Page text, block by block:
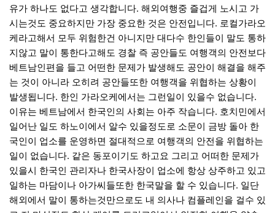
유가 하나도 없다고 생각합니다. 해외여행중 즐겁게 노시고 가
시는것도 중요하지만 가장 중요한 것은 안전입니다. 로컬가라오
케라고해서 모두 위험한건 아니지만 대다수 한인들이 말도 통하
지않고 말이 통한다고해도 경찰 즉 공안들도 여행객의 안전보다
베트남인편을 들고 어떤한 문제가 발생해도 공안이 해결을 해주
는 것이 아니라 오히려 공안들또한 여행객을 위협하는 상황이
발생됩니다. 한인 가라오케에서는 그런일이 있을수 없습니다.
이유는 베트남에서 한국인의 사회는 아주 작습니다. 호치민에서
일어난 일도 하노이에서 알수 있을정도로 소문이 금방 돌아 한
국인이 업소를 운영하면 절대적으로 여행객의 안전을 위협하는
일이 없습니다. 같은 동포이기도 하고요 그리고 어떠한 문제가
있을시 한국인 관리자나 한국사장이 업소에 항상 상주하고 있고
일하는 마담이나 아가씨들또한 한국말을 할 수 있습니다. 일단
해외에서 말이 통하는것만으로도 내 의사나 컴플레인을 걸수 있